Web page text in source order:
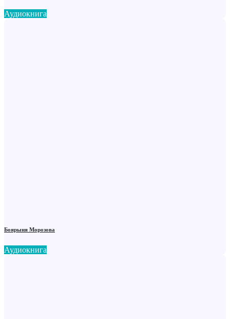
Аудиокнига
Боярыня Морозова
Аудиокнига